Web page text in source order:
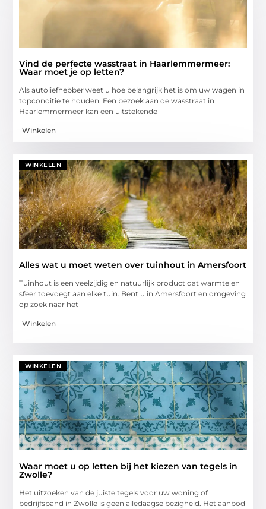
Vind de perfecte wasstraat in Haarlemmermeer:
Waar moet je op letten?
Als autoliefhebber weet u hoe belangrijk het is om uw wagen in
topconditie te houden. Een bezoek aan de wasstraat in
Haarlemmermeer kan een uitstekende
Winkelen
WINKELEN
Alles wat u moet weten over tuinhout in Amersfoort
Tuinhout is een veelzijdig en natuurlijk product dat warmte en
sfeer toevoegt aan elke tuin. Bent u in Amersfoort en omgeving
op zoek naar het
Winkelen
WINKELEN
Waar moet u op letten bij het kiezen van tegels in
Zwolle?
Het uitzoeken van de juiste tegels voor uw woning of
bedrijfspand in Zwolle is geen alledaagse bezigheid. Het aanbod